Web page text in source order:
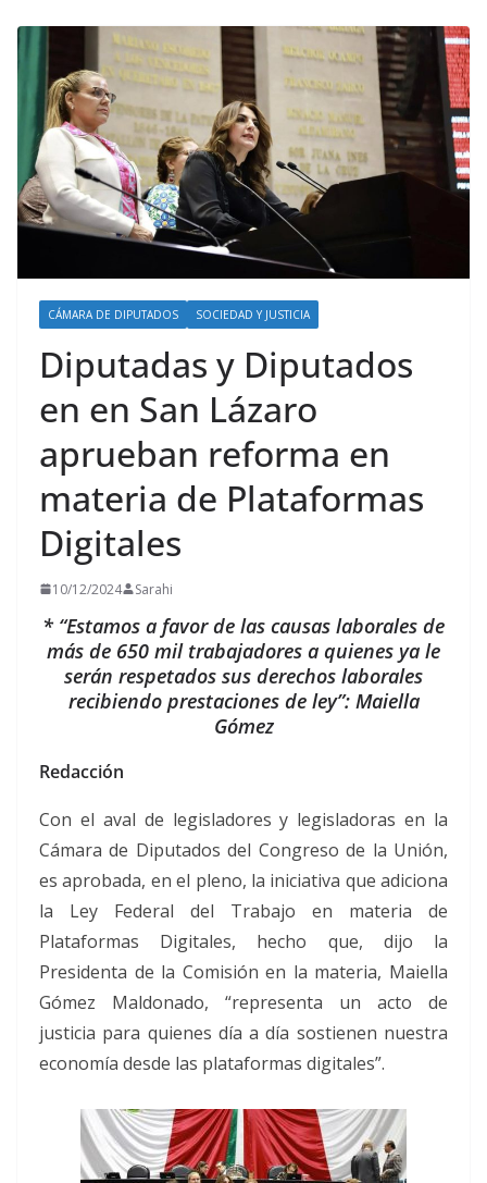
CÁMARA DE DIPUTADOS SOCIEDAD Y JUSTICIA
Diputadas y Diputados
en en San Lázaro
aprueban reforma en
materia de Plataformas
Digitales
10/12/2024 Sarahi
* “Estamos a favor de las causas laborales de
más de 650 mil trabajadores a quienes ya le
serán respetados sus derechos laborales
recibiendo prestaciones de ley”: Maiella
Gómez
Redacción
Con el aval de legisladores y legisladoras en la
Cámara de Diputados del Congreso de la Unión,
es aprobada, en el pleno, la iniciativa que adiciona
la Ley Federal del Trabajo en materia de
Plataformas Digitales, hecho que, dijo la
Presidenta de la Comisión en la materia, Maiella
Gómez Maldonado, “representa un acto de
justicia para quienes día a día sostienen nuestra
economía desde las plataformas digitales”.